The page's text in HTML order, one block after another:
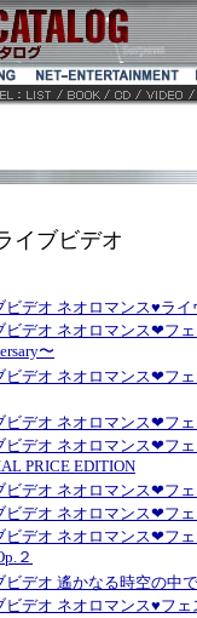
イブビデオ
ビデオ ネオロマンス♥ラ
ビデオ ネオロマンス❤フ
〜
ビデオ ネオロマンス❤フ
ビデオ ネオロマンス❤フ
ビデオ ネオロマンス❤フ
PRICE EDITION
ビデオ ネオロマンス❤フ
ビデオ ネオロマンス❤フ
ビデオ ネオロマンス❤フ
２
ビデオ 遙かなる時空の中
ビデオ ネオロマンス♥フ